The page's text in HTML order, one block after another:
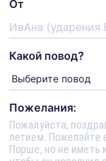
От
Какой повод?
Пожелания: